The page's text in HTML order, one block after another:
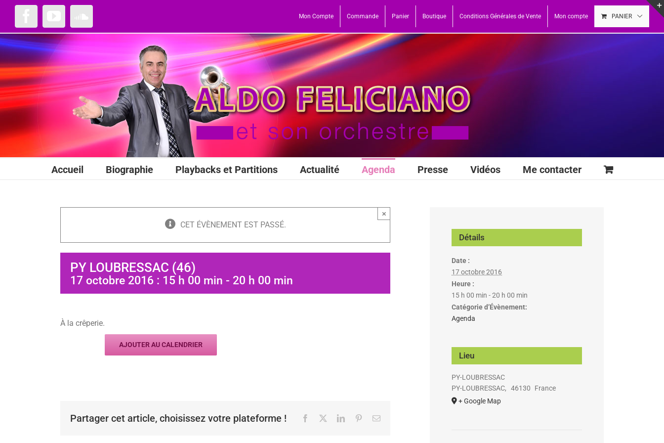
Passer
contenu
Mon Compte Commande Panier Boutique Conditions Générales de Vente Mon compte PANIER
Accueil Biographie Playbacks et Partitions Actualité Agenda Presse Vidéos Me contacter
CET ÉVÈNEMENT EST PASSÉ.
×
PY LOUBRESSAC (46)
17 octobre 2016 : 15 h 00 min - 20 h 00 min
À la crêperie.
AJOUTER AU CALENDRIER
Partager cet article, choisissez votre plateforme ! Facebook LinkedInPinterestEmail
Détails
Date :
17 octobre 2016
Heure :
15 h 00 min - 20 h 00 min
Catégorie d’Évènement:
Agenda
Lieu
PY-LOUBRESSAC
PY-LOUBRESSAC, 46130
France
+ Google Map